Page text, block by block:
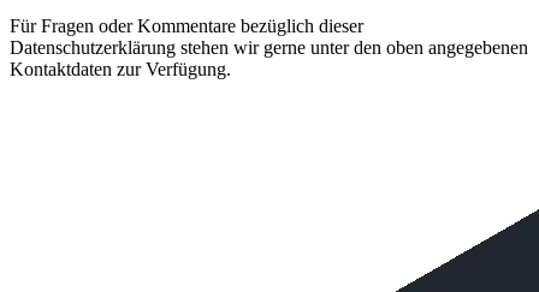
Für Fragen oder Kommentare bezüglich dieser
Datenschutzerklärung stehen wir gerne unter den oben angegebenen
Kontaktdaten zur Verfügung.